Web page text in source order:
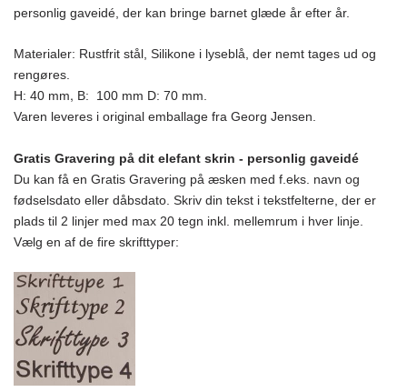
personlig gaveidé, der kan bringe barnet glæde år efter år.
Materialer: Rustfrit stål, Silikone i lyseblå, der nemt tages ud og
rengøres.
H: 40 mm, B: 100 mm D: 70 mm.
Varen leveres i original emballage fra Georg Jensen.
Gratis Gravering på dit elefant skrin - personlig gaveidé
Du kan få en Gratis Gravering på æsken med f.eks. navn og
fødselsdato eller dåbsdato. Skriv din tekst i tekstfelterne, der er
plads til 2 linjer med max 20 tegn inkl. mellemrum i hver linje.
Vælg en af de fire skrifttyper: